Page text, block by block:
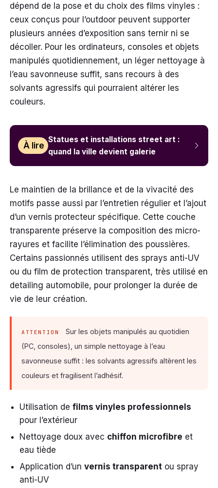
dépend de la pose et du choix des films vinyles :
ceux conçus pour l’outdoor peuvent supporter
plusieurs années d’exposition sans ternir ni se
décoller. Pour les ordinateurs, consoles et objets
manipulés quotidiennement, un léger nettoyage à
l’eau savonneuse suffit, sans recours à des
solvants agressifs qui pourraient altérer les
couleurs.
À lire
Statues et installations street art :
quand la ville devient galerie
Le maintien de la brillance et de la vivacité des
motifs passe aussi par l’entretien régulier et l’ajout
d’un vernis protecteur spécifique. Cette couche
transparente préserve la composition des micro-
rayures et facilite l’élimination des poussières.
Certains passionnés utilisent des sprays anti-UV
ou du film de protection transparent, très utilisé en
detailing automobile, pour prolonger la durée de
vie de leur création.
ATTENTION
Sur les objets manipulés au quotidien
(PC, consoles), un simple nettoyage à l’eau
savonneuse suffit : les solvants agressifs altèrent les
couleurs et fragilisent l’adhésif.
Utilisation de films vinyles professionnels
pour l’extérieur
Nettoyage doux avec chiffon microfibre et
eau tiède
Application d’un vernis transparent ou spray
anti-UV